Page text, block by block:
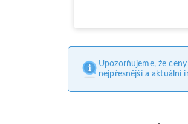
Upozorňujeme, že
nejpřesnější a aktuální